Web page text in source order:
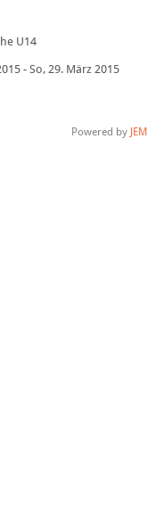
U14
- So, 29. März 2015
Powered by JEM